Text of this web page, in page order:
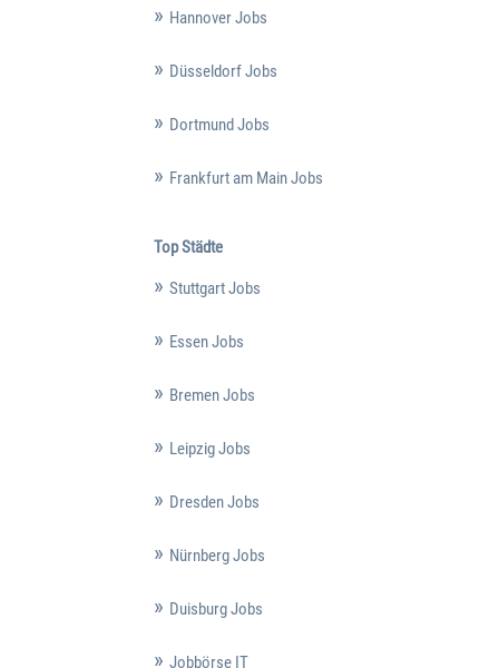
Hannover Jobs
Düsseldorf Jobs
Dortmund Jobs
Frankfurt am Main Jobs
Top Städte
Stuttgart Jobs
Essen Jobs
Bremen Jobs
Leipzig Jobs
Dresden Jobs
Nürnberg Jobs
Duisburg Jobs
Jobbörse IT